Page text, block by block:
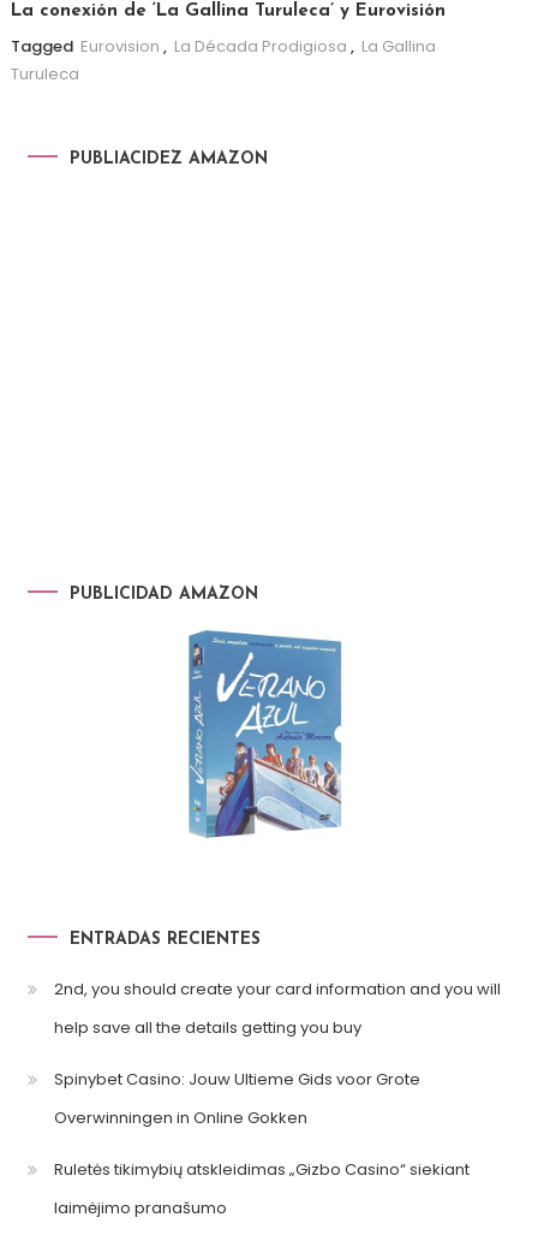
La conexión de ‘La Gallina Turuleca’ y Eurovisión
Tagged Eurovision , La Década Prodigiosa , La Gallina
Turuleca
PUBLIACIDEZ AMAZON
PUBLICIDAD AMAZON
ENTRADAS RECIENTES
2nd, you should create your card information and you will
help save all the details getting you buy
Spinybet Casino: Jouw Ultieme Gids voor Grote
Overwinningen in Online Gokken
Ruletės tikimybių atskleidimas „Gizbo Casino“ siekiant
laimėjimo pranašumo